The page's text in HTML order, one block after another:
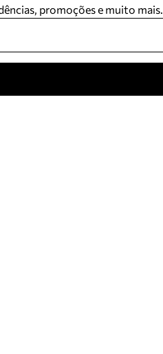
promoções e muito mais.